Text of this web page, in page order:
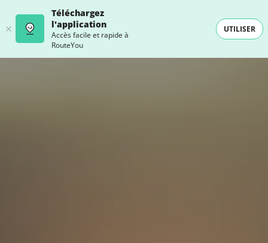
Téléchargez
l'application
Accès facile et rapide à
RouteYou
UTILISER